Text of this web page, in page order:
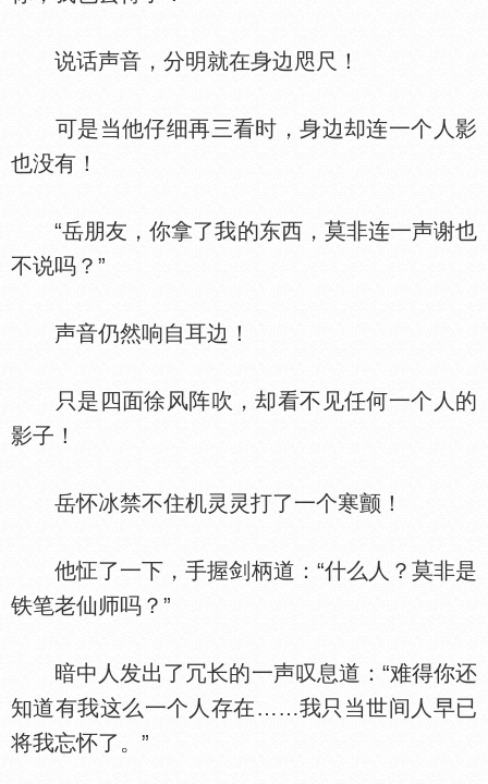
说话声音，分明就在身边咫尺！
可是当他仔细再三看时，身边却连一个人影
也没有！
“岳朋友，你拿了我的东西，莫非连一声谢也
不说吗？”
声音仍然响自耳边！
只是四面徐风阵吹，却看不见任何一个人的
影子！
岳怀冰禁不住机灵灵打了一个寒颤！
他怔了一下，手握剑柄道：“什么人？莫非是
铁笔老仙师吗？”
暗中人发出了冗长的一声叹息道：“难得你还
知道有我这么一个人存在……我只当世间人早已
将我忘怀了。”